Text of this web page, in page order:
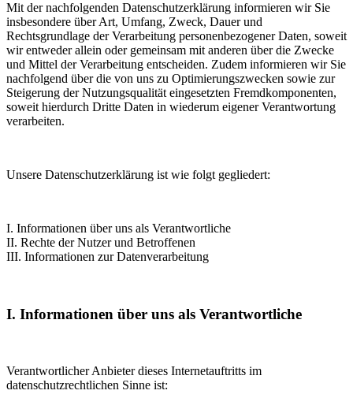
Mit der nachfolgenden Datenschutzerklärung informieren wir Sie
insbesondere über Art, Umfang, Zweck, Dauer und
Rechtsgrundlage der Verarbeitung personenbezogener Daten, soweit
wir entweder allein oder gemeinsam mit anderen über die Zwecke
und Mittel der Verarbeitung entscheiden. Zudem informieren wir Sie
nachfolgend über die von uns zu Optimierungszwecken sowie zur
Steigerung der Nutzungsqualität eingesetzten Fremdkomponenten,
soweit hierdurch Dritte Daten in wiederum eigener Verantwortung
verarbeiten.
Unsere Datenschutzerklärung ist wie folgt gegliedert:
I. Informationen über uns als Verantwortliche
II. Rechte der Nutzer und Betroffenen
III. Informationen zur Datenverarbeitung
I. Informationen über uns als Verantwortliche
Verantwortlicher Anbieter dieses Internetauftritts im
datenschutzrechtlichen Sinne ist: